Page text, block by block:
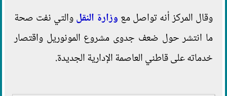
وقال المركز أنه تواصل مع وزارة النقلوالتي نفت صحة
ما انتشر حول ضعف جدوى مشروع المونوريل واقتصار
خدماته على قاطني العاصمة الإدارية الجديدة.